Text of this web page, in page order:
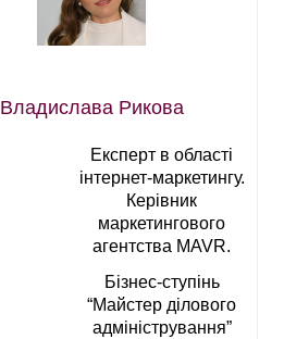
Владислава Рикова
Експерт в області
інтернет-маркетингу.
Керівник
маркетингового
агентства MAVR.
Бізнес-ступінь
“Майстер ділового
адміністрування”